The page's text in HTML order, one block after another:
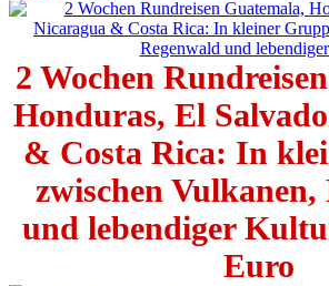
2 Wochen
Honduras, El
& Costa Rica: In
zwischen Vulkanen,
und lebendiger
Euro